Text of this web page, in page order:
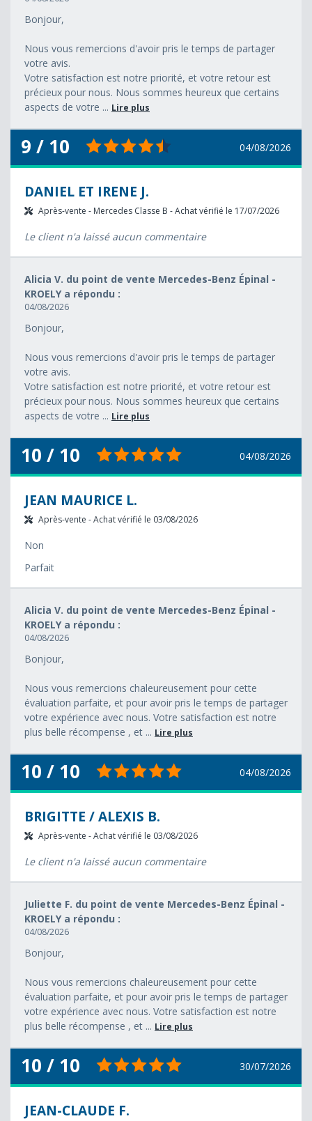
Bonjour,
Nous vous remercions d'avoir pris le temps de partager
votre avis.
Votre satisfaction est notre priorité, et votre retour est
précieux pour nous. Nous sommes heureux que certains
aspects de votre ... Lire plus
9 / 10 04/08/2026
DANIEL ET IRENE J.
Après-vente - Mercedes Classe B - Achat vérifié le 17/07/2026
Le client n'a laissé aucun commentaire
Alicia V. du point de vente Mercedes-Benz Épinal -
KROELY a répondu :
04/08/2026
Bonjour,
Nous vous remercions d'avoir pris le temps de partager
votre avis.
Votre satisfaction est notre priorité, et votre retour est
précieux pour nous. Nous sommes heureux que certains
aspects de votre ... Lire plus
10 / 10 04/08/2026
JEAN MAURICE L.
Après-vente - Achat vérifié le 03/08/2026
Non
Parfait
Alicia V. du point de vente Mercedes-Benz Épinal -
KROELY a répondu :
04/08/2026
Bonjour,
Nous vous remercions chaleureusement pour cette
évaluation parfaite, et pour avoir pris le temps de partager
votre expérience avec nous. Votre satisfaction est notre
plus belle récompense , et ... Lire plus
10 / 10 04/08/2026
BRIGITTE / ALEXIS B.
Après-vente - Achat vérifié le 03/08/2026
Le client n'a laissé aucun commentaire
Juliette F. du point de vente Mercedes-Benz Épinal -
KROELY a répondu :
04/08/2026
Bonjour,
Nous vous remercions chaleureusement pour cette
évaluation parfaite, et pour avoir pris le temps de partager
votre expérience avec nous. Votre satisfaction est notre
plus belle récompense , et ... Lire plus
10 / 10 30/07/2026
JEAN-CLAUDE F.